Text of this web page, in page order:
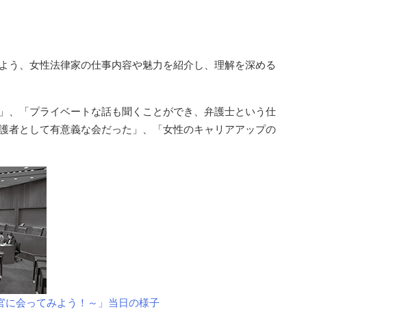
、女性法律家の仕事内容や魅力を紹介し、理解を深める
、「プライベートな話も聞くことができ、弁護士という仕
者として有意義な会だった」、「女性のキャリアアップの
に会ってみよう！～」当日の様子